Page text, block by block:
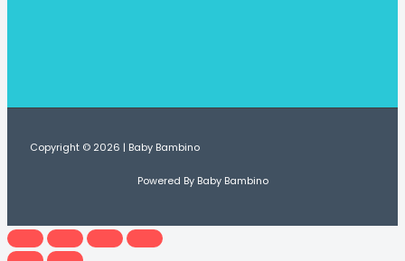
Copyright © 2026 | Baby Bambino
Powered By Baby Bambino